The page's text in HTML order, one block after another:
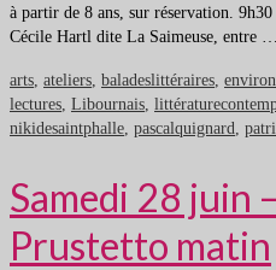
à partir de 8 ans, sur réservation.
Cécile Hartl dite La Saimeuse, entre …
arts, ateliers, baladeslittéraires,
lectures, Libournais,
nikidesaintphalle, pascalquignard,
Samedi 28 juin
Prustetto matin